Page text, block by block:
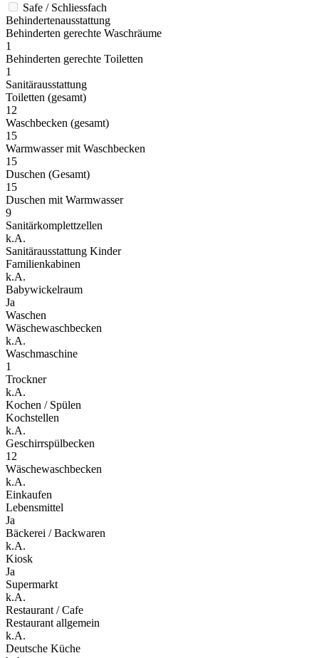
Safe / Schliessfach
Behindertenausstattung
Behinderten gerechte Waschräume
1
Behinderten gerechte Toiletten
1
Sanitärausstattung
Toiletten (gesamt)
12
Waschbecken (gesamt)
15
Warmwasser mit Waschbecken
15
Duschen (Gesamt)
15
Duschen mit Warmwasser
9
Sanitärkomplettzellen
k.A.
Sanitärausstattung Kinder
Familienkabinen
k.A.
Babywickelraum
Ja
Waschen
Wäschewaschbecken
k.A.
Waschmaschine
1
Trockner
k.A.
Kochen / Spülen
Kochstellen
k.A.
Geschirrspülbecken
12
Wäschewaschbecken
k.A.
Einkaufen
Lebensmittel
Ja
Bäckerei / Backwaren
k.A.
Kiosk
Ja
Supermarkt
k.A.
Restaurant / Cafe
Restaurant allgemein
k.A.
Deutsche Küche